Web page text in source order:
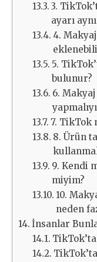
3.
ayarı aynı
4.
5.
bulunur?
6.
7. TikTok
8. Ürün
9. Kendi
miyim?
10.
neden
İnsanlar